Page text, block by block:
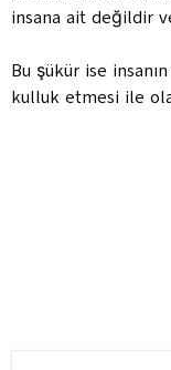
insana ait değildir
Bu şükür ise
kulluk etmesi ile